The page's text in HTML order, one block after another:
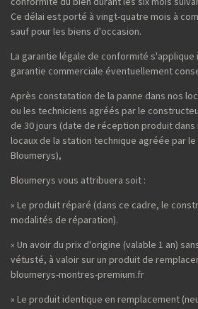
Ce délai est porté à vingt-quatre mois à
sauf pour les biens d'occasion.
La garantie légale de conformité s'applique
garantie commerciale éventuellement
Après constatation de la panne dans nos
ou les techniciens agréés par le
de 30 jours (date de réception produit dans
locaux de la station technique agréée par
Bloumerys),
Bloumerys vous attribuera soit :
» Le produit réparé (dans ce cadre, le
modalités de réparation).
» Un avoir du prix d'origine (valable 1 an)
vétusté, à valoir sur un produit de
bloumerys-montres-premium.fr
» Le produit identique en remplacement